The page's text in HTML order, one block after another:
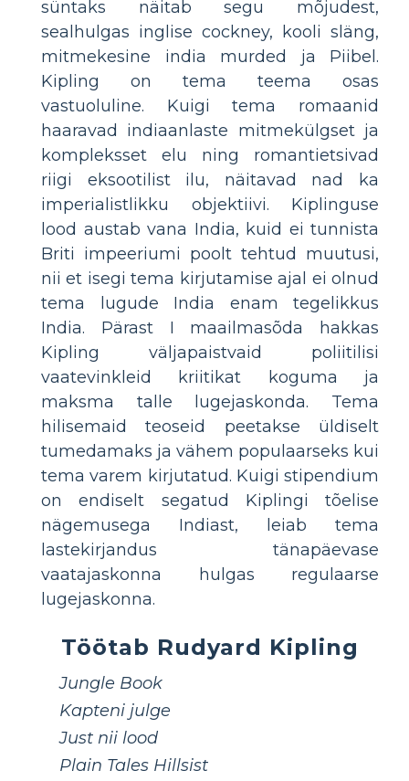
süntaks näitab segu mõjudest,
sealhulgas inglise cockney, kooli släng,
mitmekesine india murded ja Piibel.
Kipling on tema teema osas
vastuoluline. Kuigi tema romaanid
haaravad indiaanlaste mitmekülgset ja
kompleksset elu ning romantietsivad
riigi eksootilist ilu, näitavad nad ka
imperialistlikku objektiivi. Kiplinguse
lood austab vana India, kuid ei tunnista
Briti impeeriumi poolt tehtud muutusi,
nii et isegi tema kirjutamise ajal ei olnud
tema lugude India enam tegelikkus
India. Pärast I maailmasõda hakkas
Kipling väljapaistvaid poliitilisi
vaatevinkleid kriitikat koguma ja
maksma talle lugejaskonda. Tema
hilisemaid teoseid peetakse üldiselt
tumedamaks ja vähem populaarseks kui
tema varem kirjutatud. Kuigi stipendium
on endiselt segatud Kiplingi tõelise
nägemusega Indiast, leiab tema
lastekirjandus tänapäevase
vaatajaskonna hulgas regulaarse
lugejaskonna.
Töötab Rudyard Kipling
Jungle Book
Kapteni julge
Just nii lood
Plain Tales Hillsist